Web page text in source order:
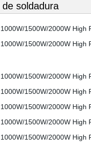
de soldadura